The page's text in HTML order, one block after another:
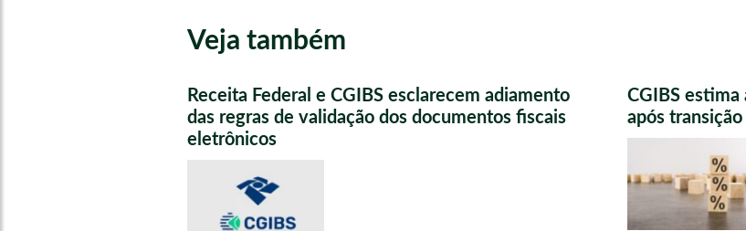
Veja também
Receita Federal e CGIBS esclarecem adiamento
das regras de validação dos documentos fiscais
eletrônicos
CGIBS estima
após transição